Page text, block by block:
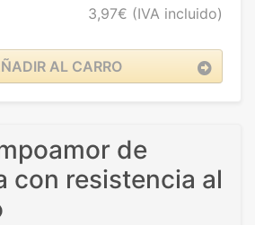
3,97€ (IVA incluido)
AL CARRO
de
con resistencia al